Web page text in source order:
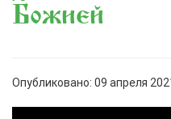
Божией»
Опубликовано: 09 апреля